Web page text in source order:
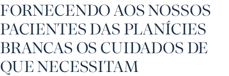
FORNECENDO AOS NOSSOS
PACIENTES DAS PLANÍCIES
BRANCAS OS CUIDADOS DE
QUE NECESSITAM